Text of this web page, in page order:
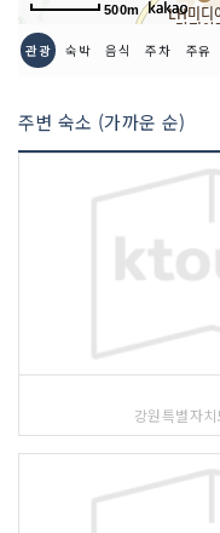
500m
관광 숙박 음식 주차 주유
주변 숙소 (가까운 순)
강원특별자